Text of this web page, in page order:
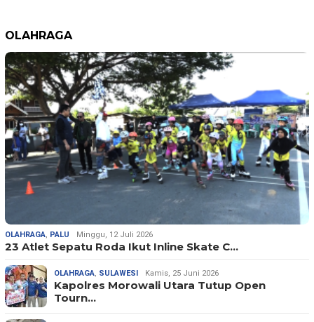
OLAHRAGA
OLAHRAGA, PALU Minggu, 12 Juli 2026
23 Atlet Sepatu Roda Ikut Inline Skate C…
OLAHRAGA, SULAWESI Kamis, 25 Juni 2026
Kapolres Morowali Utara Tutup Open
Tourn…